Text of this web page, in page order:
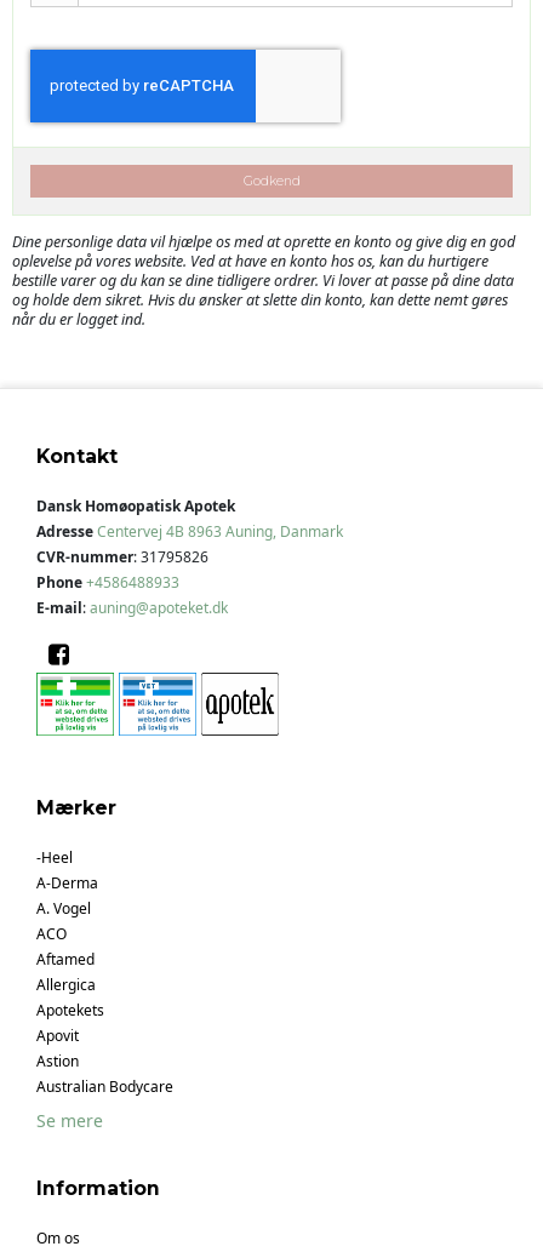
Godkend
Dine personlige data vil hjælpe os med at oprette en konto og give dig en god
oplevelse på vores website. Ved at have en konto hos os, kan du hurtigere
bestille varer og du kan se dine tidligere ordrer. Vi lover at passe på dine data
og holde dem sikret. Hvis du ønsker at slette din konto, kan dette nemt gøres
når du er logget ind.
Kontakt
Dansk Homøopatisk Apotek
AdresseCentervej 4B 8963 Auning, Danmark
CVR-nummer:31795826
Phone+4586488933
E-mail:auning@apoteket.dk
Mærker
-Heel
A-Derma
A. Vogel
ACO
Aftamed
Allergica
Apotekets
Apovit
Astion
Australian Bodycare
Se mere
Information
Om os